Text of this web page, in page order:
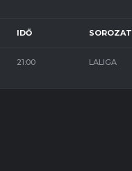
IDŐ SOROZAT
21:00 LALIGA